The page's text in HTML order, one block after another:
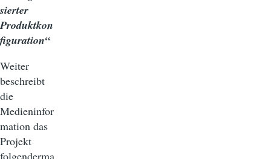
sierter
Produktkon
figuration“
Weiter
beschreibt
die
Medieninfor
mation das
Projekt
folgenderma